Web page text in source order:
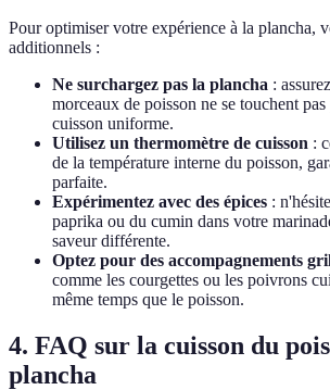
Pour optimiser votre expérience à la plancha,
additionnels :
Ne surchargez pas la plancha :
morceaux de poisson ne se touchent
cuisson uniforme.
Utilisez un thermomètre de cuisson :
de la température interne du poisson,
parfaite.
Expérimentez avec des épices :
paprika ou du cumin dans votre
saveur différente.
Optez pour des accompagnements
comme les courgettes ou les poivrons
même temps que le poisson.
4. FAQ sur la cuisson du
plancha